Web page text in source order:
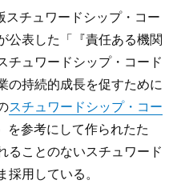
スチュワードシップ・コー
公表した「『責任ある機関
ュワードシップ・コード
持続的成長を促すために
スチュワードシップ・コー
を参考にして作られたた
ることのないスチュワード
採用している。